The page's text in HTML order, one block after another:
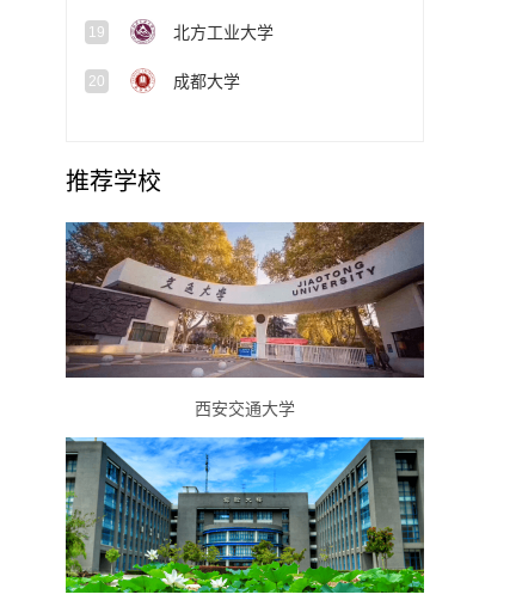
19 北方工业大学
20 成都大学
推荐学校
西安交通大学